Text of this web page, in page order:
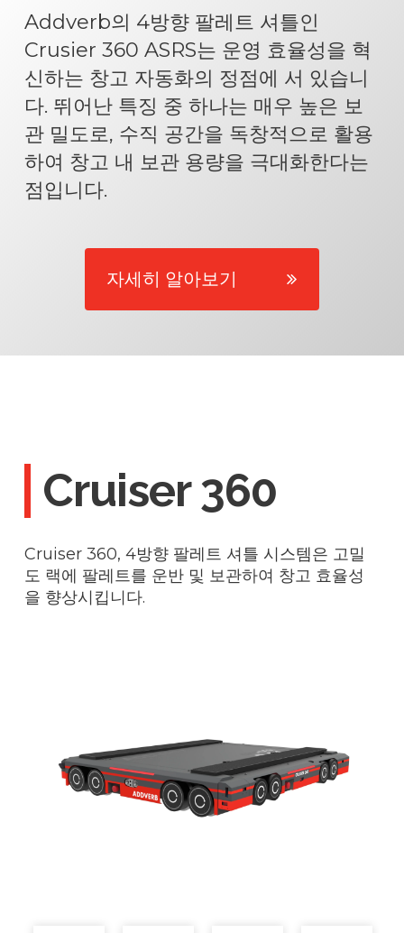
Addverb의 4방향 팔레트 셔틀인
Crusier 360 ASRS는 운영 효율성을 혁
신하는 창고 자동화의 정점에 서 있습니
다. 뛰어난 특징 중 하나는 매우 높은 보
관 밀도로, 수직 공간을 독창적으로 활용
하여 창고 내 보관 용량을 극대화한다는
점입니다.
자세히 알아보기
Cruiser 360
Cruiser 360, 4방향 팔레트 셔틀 시스템은 고밀
도 랙에 팔레트를 운반 및 보관하여 창고 효율성
을 향상시킵니다.